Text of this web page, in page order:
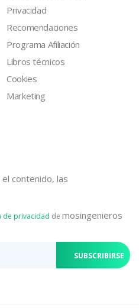
Privacidad
Recomendaciones
Programa Afiliación
Libros técnicos
Cookies
Marketing
contenido, las
de privacidad de mosingenieros
SUBSCRIBIRSE